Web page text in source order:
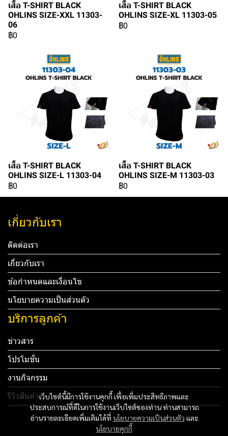
เสื้อ T-SHIRT BLACK
OHLINS SIZE-XXL 11303-
06
฿0
เสื้อ T-SHIRT BLACK
OHLINS SIZE-XL 11303-05
฿0
เสื้อ T-SHIRT BLACK
OHLINS SIZE-L 11303-04
฿0
เสื้อ T-SHIRT BLACK
OHLINS SIZE-M 11303-03
฿0
เว็บไซต์นี้มีการใช้งานคุกกี้ เพื่อเพิ่มประสิทธิภาพและ
ประสบการณ์ที่ดีในการใช้งานเว็บไซต์ของท่าน ท่านสามารถ
อ่านรายละเอียดเพิ่มเติมได้ที่ นโยบายความเป็นส่วนตัว และ
นโยบายคุกกี้
เกี่ยวกับเรา
ติดต่อเรา
เกี่ยวกับเรา
ข้อกำหนดและเงื่อนไข
นโยบายความเป็นส่วนตัว
บริการลูกค้า
ข่าวสาร
โปรโมชั่น
งานกิจกรรม
รีวิวสินค้า
Tel: 012 345 67890 Email: mail@yourdomain.com